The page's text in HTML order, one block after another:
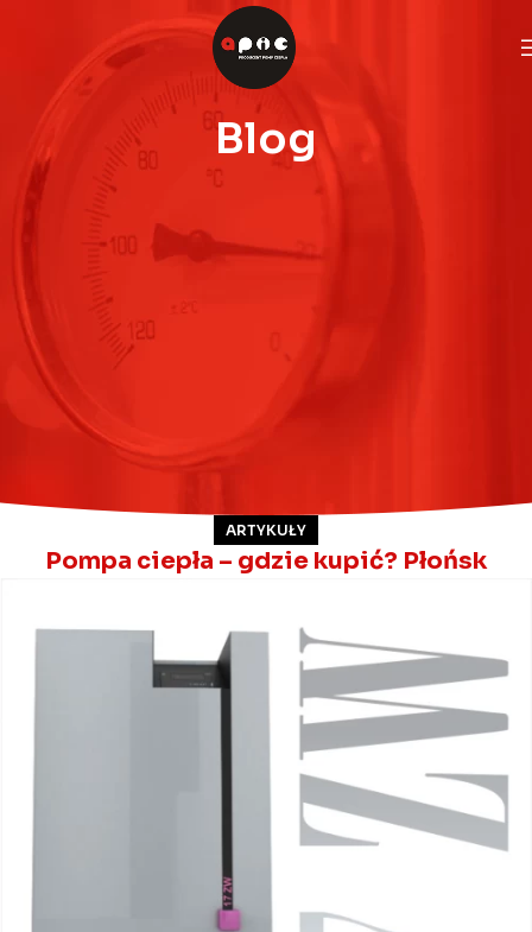
Blog
ARTYKUŁY
Pompa ciepła – gdzie kupić? Płońsk